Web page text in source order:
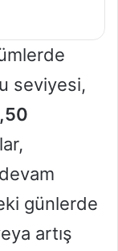
seviyesi,
günlerde
artış